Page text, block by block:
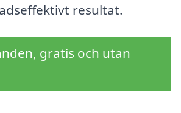
resultat.
gratis och utan